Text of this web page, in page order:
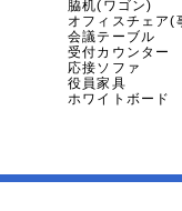
脇机(ワゴン)
オフィスチェア(
会議テーブル
受付カウンター
応接ソファ
役員家具
ホワイトボード